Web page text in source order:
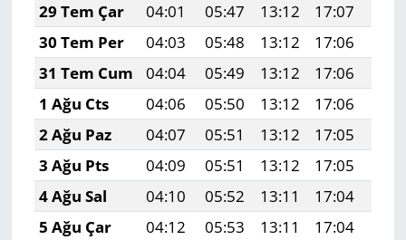
29 Tem Çar
04:01 05:47 13:12 17:07
30 Tem Per
04:03 05:48 13:12 17:06
31 Tem Cum
04:04 05:49 13:12 17:06
1 Ağu Cts
04:06 05:50 13:12 17:06
2 Ağu Paz
04:07 05:51 13:12 17:05
3 Ağu Pts
04:09 05:51 13:12 17:05
4 Ağu Sal
04:10 05:52 13:11 17:04
5 Ağu Çar
04:12 05:53 13:11 17:04